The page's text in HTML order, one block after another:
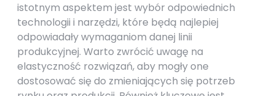
istotnym aspektem jest wybór odpowiednich
technologii i narzędzi, które będą najlepiej
odpowiadały wymaganiom danej linii
produkcyjnej. Warto zwrócić uwagę na
elastyczność rozwiązań, aby mogły one
dostosować się do zmieniających się potrzeb